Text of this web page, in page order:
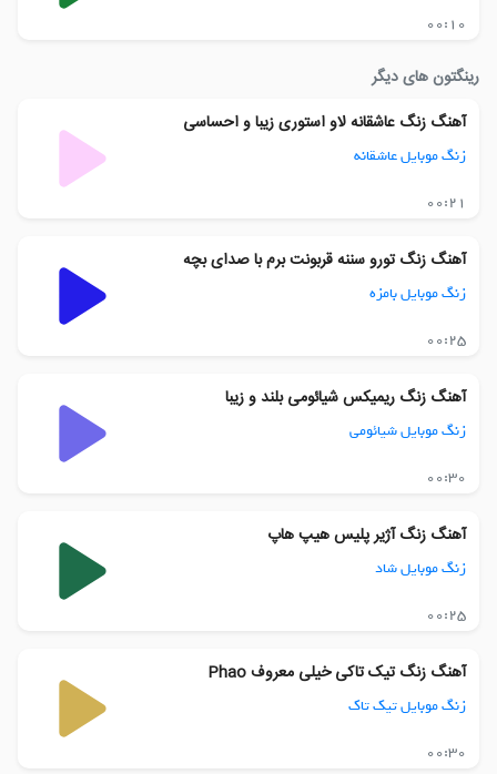
00:10
رینگتون های دیگر
آهنگ زنگ عاشقانه لاو استوری زیبا و احساسی
زنگ موبایل عاشقانه
00:21
آهنگ زنگ تورو سننه قربونت برم با صدای بچه
زنگ موبایل بامزه
00:25
آهنگ زنگ ریمیکس شیائومی بلند و زیبا
زنگ موبایل شیائومی
00:30
آهنگ زنگ آژیر پلیس هیپ هاپ
زنگ موبایل شاد
00:25
آهنگ زنگ تیک تاکی خیلی معروف Phao
زنگ موبایل تیک تاک
00:30